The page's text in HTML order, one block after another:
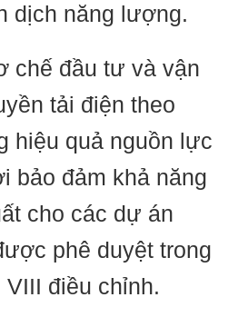
dịch năng lượng.
chế đầu tư và vận
tải điện theo
hiệu quả nguồn lực
bảo đảm khả năng
cho các dự án
phê duyệt trong
điều chỉnh.